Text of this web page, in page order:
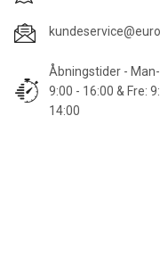
Åbningstider -
9:00 - 16:00 & Fre:
14:00